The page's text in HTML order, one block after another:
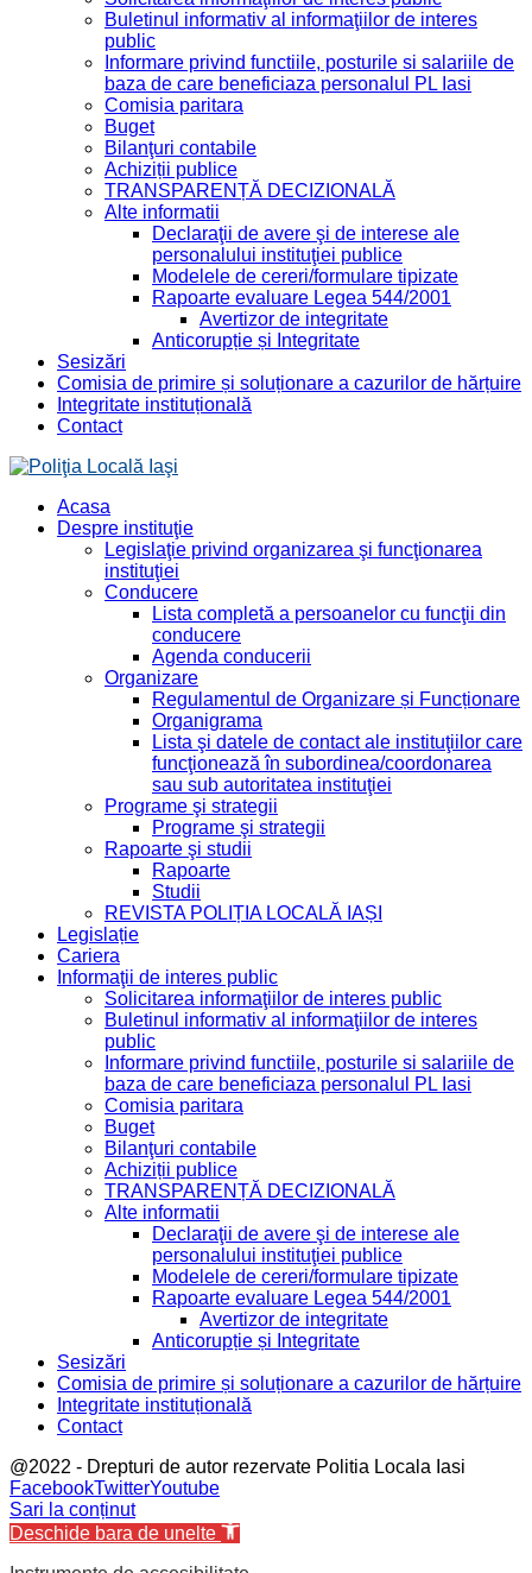
Buletinul informativ al informaţiilor de interes
public
Informare privind functiile, posturile si salariile de
baza de care beneficiaza personalul PL Iasi
Comisia paritara
Buget
Bilanţuri contabile
Achiziții publice
TRANSPARENȚĂ DECIZIONALĂ
Alte informatii
Declaraţii de avere şi de interese ale
personalului instituţiei publice
Modelele de cereri/formulare tipizate
Rapoarte evaluare Legea 544/2001
Avertizor de integritate
Anticorupție și Integritate
Sesizări
Comisia de primire și soluționare a cazurilor de hărțuire
Integritate instituțională
Contact
Acasa
Despre instituţie
Legislaţie privind organizarea şi funcţionarea
instituţiei
Conducere
Lista completă a persoanelor cu funcţii din
conducere
Agenda conducerii
Organizare
Regulamentul de Organizare și Funcționare
Organigrama
Lista şi datele de contact ale instituţiilor care
funcţionează în subordinea/coordonarea
sau sub autoritatea instituţiei
Programe şi strategii
Programe şi strategii
Rapoarte şi studii
Rapoarte
Studii
REVISTA POLIȚIA LOCALĂ IAȘI
Legislație
Cariera
Informaţii de interes public
Solicitarea informaţiilor de interes public
Buletinul informativ al informaţiilor de interes
public
Informare privind functiile, posturile si salariile de
baza de care beneficiaza personalul PL Iasi
Comisia paritara
Buget
Bilanţuri contabile
Achiziții publice
TRANSPARENȚĂ DECIZIONALĂ
Alte informatii
Declaraţii de avere şi de interese ale
personalului instituţiei publice
Modelele de cereri/formulare tipizate
Rapoarte evaluare Legea 544/2001
Avertizor de integritate
Anticorupție și Integritate
Sesizări
Comisia de primire și soluționare a cazurilor de hărțuire
Integritate instituțională
Contact
@2022 - Drepturi de autor rezervate Politia Locala Iasi
FacebookTwitterYoutube
Sari la conținut
Deschide bara de unelte